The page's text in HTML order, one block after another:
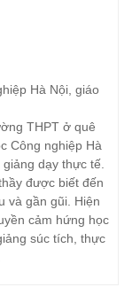
Hà Nội, giáo
THPT ở quê
Công nghiệp Hà
dạy thực tế.
được biết đến
và gần gũi. Hiện
cảm hứng học
súc tích, thực